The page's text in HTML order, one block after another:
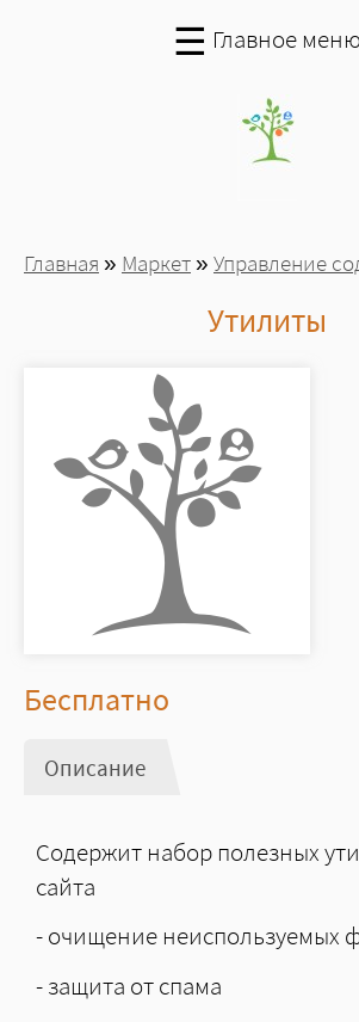
☰ Главное меню
Вы здесь
Главная » Маркет» Управление
Утилиты
Цена
Бесплатно
Описание
Содержит набор полезных
сайта
- очищение неиспользуемых
- защита от спама